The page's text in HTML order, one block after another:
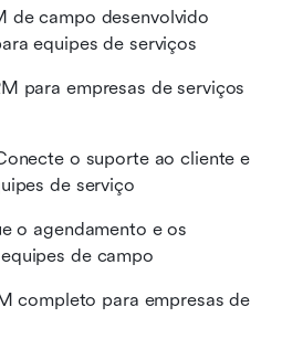
de campo desenvolvido
equipes de serviços
para empresas de serviços
o suporte ao cliente e
de serviço
o agendamento e os
de campo
completo para empresas de